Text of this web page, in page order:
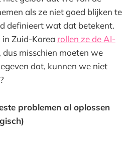
als ze niet goed blijken te
definieert wat dat betekent.
Zuid-Korea rollen ze de AI-
, dus misschien moeten we
dat, kunnen we niet
problemen al oplossen